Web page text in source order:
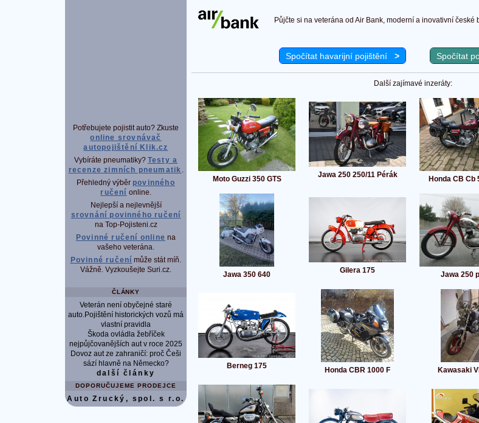
Potřebujete pojistit auto? Zkuste
online srovnávač
autopojištění Klik.cz
Vybíráte pneumatiky? Testy a
recenze zimních pneumatik .
Přehledný výběr povinného
ručení online.
Nejlepší a nejlevnější
srovnání povinného ručení
na Top-Pojisteni.cz
Povinné ručení online na
vašeho veterána.
Povinné ručení může stát míň.
Vážně. Vyzkoušejte Suri.cz.
ČLÁNKY
Veterán není obyčejné staré
auto.Pojištění historických vozů má
vlastní pravidla
Škoda ovládla žebříček
nejpůjčovanějších aut v roce 2025
Dovoz aut ze zahraničí: proč Češi
sází hlavně na Německo?
další články
DOPORUČUJEME PRODEJCE
Auto Zrucký, spol. s r.o.
Půjčte si na veterána od Air Bank, moderní a inovativní české
Spočítat havarijní pojištění > Spočítat
Další zajímavé inzeráty:
Moto Guzzi 350 GTS Jawa 250 250/11 Pérák Honda CB Cb
Jawa 350 640 Gilera 175 Jawa 250
Berneg 175 Honda CBR 1000 F Kawasaki